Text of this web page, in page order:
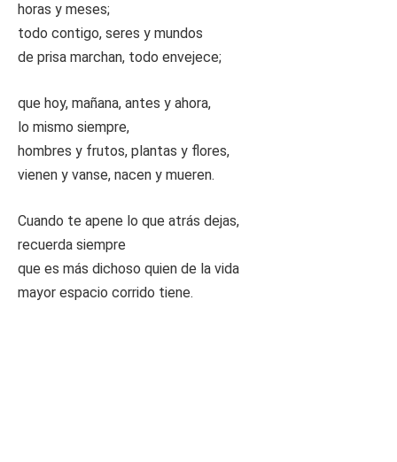
horas y meses;
todo contigo, seres y mundos
de prisa marchan, todo envejece;
que hoy, mañana, antes y ahora,
lo mismo siempre,
hombres y frutos, plantas y flores,
vienen y vanse, nacen y mueren.
Cuando te apene lo que atrás dejas,
recuerda siempre
que es más dichoso quien de la vida
mayor espacio corrido tiene.